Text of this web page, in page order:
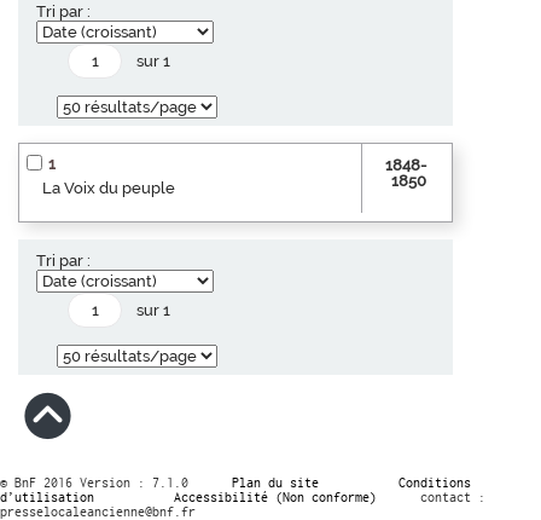
Tri par :
sur 1
1
La Voix du peuple
1848-
1850
Tri par :
sur 1
© BnF 2016 Version : 7.1.0 Plan du site
Conditions
d’utilisation
Accessibilité (Non conforme)
contact :
presselocaleancienne@bnf.fr